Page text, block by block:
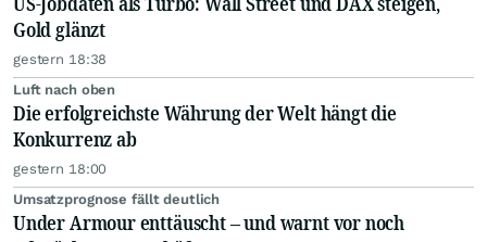
Gold glänzt
gestern 18:38
Luft nach oben
Die erfolgreichste Währung der Welt hängt die
Konkurrenz ab
gestern 18:00
Umsatzprognose fällt deutlich
Under Armour enttäuscht – und warnt vor noch